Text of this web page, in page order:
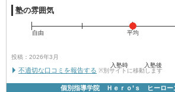
入塾時 入塾後
塾の雰囲気
自由 平均
投稿：2026年3月
不適切な口コミを報告する ※別サイトに移動します
個別指導学院 Ｈｅｒｏ’ｓ ヒーロ